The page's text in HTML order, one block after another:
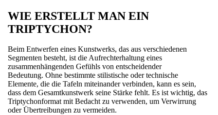
WIE ERSTELLT MAN EIN
TRIPTYCHON?
Beim Entwerfen eines Kunstwerks, das aus verschiedenen
Segmenten besteht, ist die Aufrechterhaltung eines
zusammenhängenden Gefühls von entscheidender
Bedeutung. Ohne bestimmte stilistische oder technische
Elemente, die die Tafeln miteinander verbinden, kann es sein,
dass dem Gesamtkunstwerk seine Stärke fehlt. Es ist wichtig, das
Triptychonformat mit Bedacht zu verwenden, um Verwirrung
oder Übertreibungen zu vermeiden.